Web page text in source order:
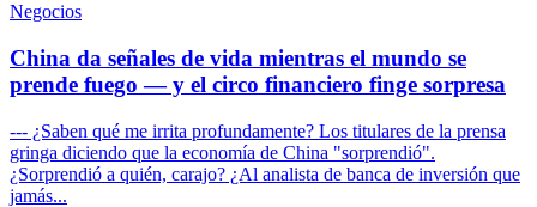
Negocios
China da señales de vida mientras el mundo se
prende fuego — y el circo financiero finge sorpresa
--- ¿Saben qué me irrita profundamente? Los titulares de la prensa
gringa diciendo que la economía de China "sorprendió".
¿Sorprendió a quién, carajo? ¿Al analista de banca de inversión que
jamás...